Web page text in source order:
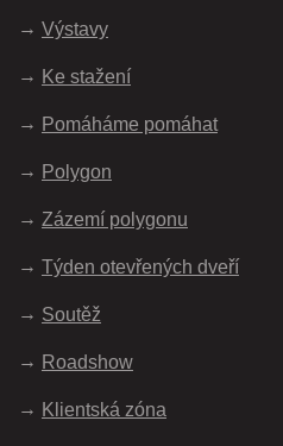
Výstavy
Ke stažení
Pomáháme pomáhat
Polygon
Zázemí polygonu
Týden otevřených dveří
Soutěž
Roadshow
Klientská zóna